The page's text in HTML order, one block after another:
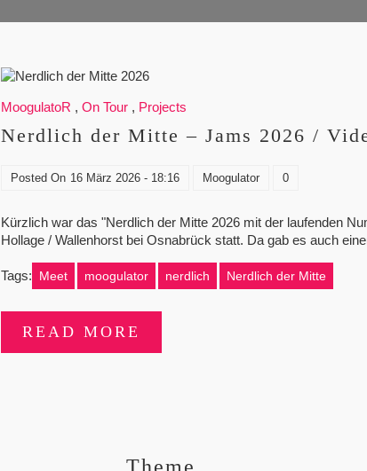
MoogulatoR , On Tour, Projects
Nerdlich der Mitte – Jams 2026 /
Posted On 16 März 2026 - 18:16 Moogulator 0
Kürzlich war das "Nerdlich der Mitte 2026 mit der laufenden
Hollage / Wallenhorst bei Osnabrück statt. Da gab es auch
Tags: Meet moogulator nerdlich Nerdlich der Mitte
READ MORE